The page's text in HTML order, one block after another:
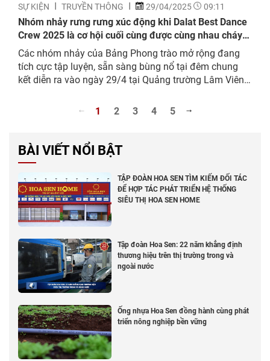
SỰ KIỆN TRUYỀN THÔNG 29/04/2025 09:11
Nhóm nhảy rưng rưng xúc động khi Dalat Best Dance
Crew 2025 là cơ hội cuối cùng được cùng nhau cháy
hết mình với đam mê
Các nhóm nhảy của Bảng Phong trào mở rộng đang
tích cực tập luyện, sẵn sàng bùng nổ tại đêm chung
kết diễn ra vào ngày 29/4 tại Quảng trường Lâm Viên,
Dance Crew 2025 – Hoa Sen Home International Cup
1 2 3 4 5
BÀI VIẾT NỔI BẬT
TẬP ĐOÀN HOA SEN TÌM KIẾM ĐỐI TÁC
ĐỂ HỢP TÁC PHÁT TRIỂN HỆ THỐNG
SIÊU THỊ HOA SEN HOME
Tập đoàn Hoa Sen: 22 năm khẳng định
thương hiệu trên thị trường trong và
ngoài nước
Ống nhựa Hoa Sen đồng hành cùng phát
triển nông nghiệp bền vững